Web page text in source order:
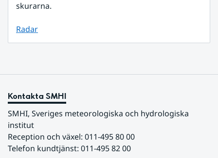
skurarna.
Radar
Kontakta SMHI
SMHI, Sveriges meteorologiska och hydrologiska
institut
Reception och växel: 011-495 80 00
Telefon kundtjänst: 011-495 82 00